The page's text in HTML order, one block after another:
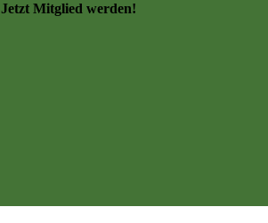
Jetzt Mitglied werden!